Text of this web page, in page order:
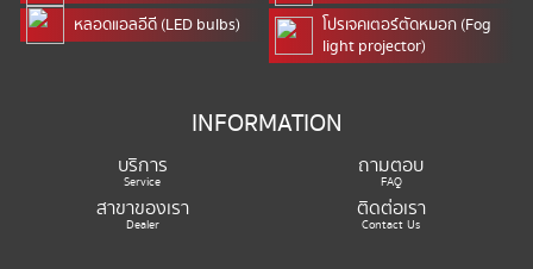
หลอดแอลอีดี (LED bulbs)
โปรเจคเตอร์ตัดหมอก (Fog
light projector)
INFORMATION
บริการ
Service
สาขาของเรา
Dealer
ถามตอบ
FAQ
ติดต่อเรา
Contact Us